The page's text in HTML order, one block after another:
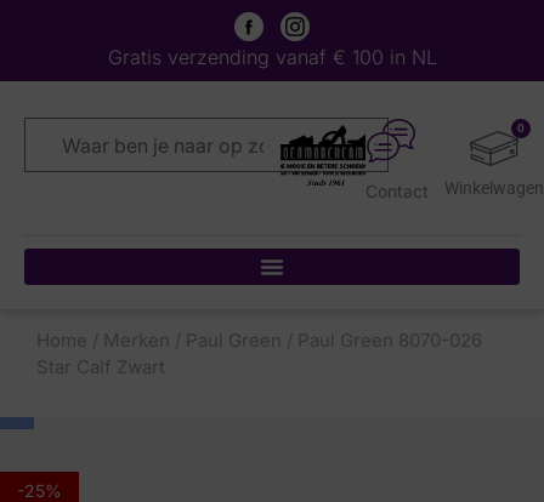
Gratis verzending vanaf € 100 in NL
0
Contact
Home / Merken / Paul Green / Paul Green 8070-026
Star Calf Zwart
-25%